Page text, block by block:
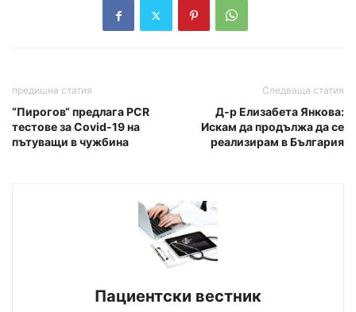
предишна статия
“Пирогов“ предлага PCR
тестове за Covid-19 на
пътуващи в чужбина
Следваща статия
Д-р Елизабета Янкова:
Искам да продължа да се
реализирам в България
Пациентски вестник